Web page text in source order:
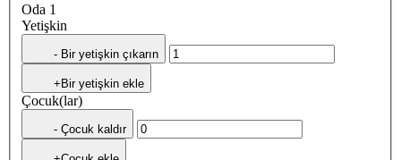
Oda 1
Yetişkin
- Bir yetişkin çıkarın
+Bir yetişkin ekle
Çocuk(lar)
- Çocuk kaldır